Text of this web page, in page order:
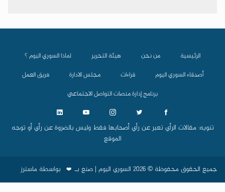
الرئيسية من نحن هيئة التحرير
لماذا السوري اليوم ؟
أصدقاء السوري اليوم
قراءات مجلس الادارة
فريق العمل
برنامج إدارة منصات التواصل الاجتماعي
تنويه: مقالات الرأي تعبر عن رأي أصحابها فقط وليس بالضروة عن رأي أو توجه
الموقع
جميع الحقوق محفوظة © 2026 السوري اليوم | صنع بـ ❤️ بواسطة ماسترز